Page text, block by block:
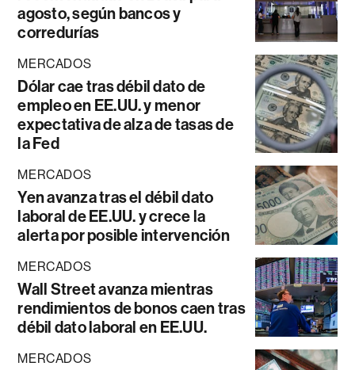
agosto, según bancos y
corredurías
MERCADOS
Dólar cae tras débil dato de
empleo en EE.UU. y menor
expectativa de alza de tasas de
la Fed
MERCADOS
Yen avanza tras el débil dato
laboral de EE.UU. y crece la
alerta por posible intervención
MERCADOS
Wall Street avanza mientras
rendimientos de bonos caen tras
débil dato laboral en EE.UU.
MERCADOS